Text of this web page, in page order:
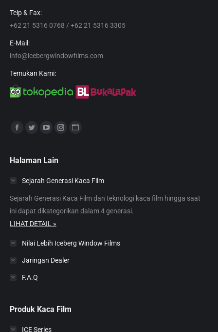
Telp & Fax:
+62 21 5316 0768 / +62 21 5316 3305
E-Mail:
info@icebergwindowfilms.com
Temukan Kami:
Find us on:
opens
new
window
opens
new
window
YouTube
opens
new
window
Instagram
new
window
new
window
Halaman Lain
Sejarah Generasi Kaca Film
Sejarah Generasi Kaca Film dan teknologi kaca film hingga saat
ini dapat dikategorikan dalam 4 generasi.
LIHAT DETAIL »
Nilai Lebih Iceberg Window Films
Jaringan Dealer
F.A.Q
Produk Kaca Film
ICE Series